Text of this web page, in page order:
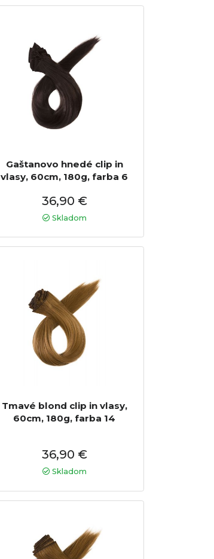
Gaštanovo hnedé clip in
vlasy, 60cm, 180g, farba 6
36,90 €
Skladom
Tmavé blond clip in vlasy,
60cm, 180g, farba 14
36,90 €
Skladom